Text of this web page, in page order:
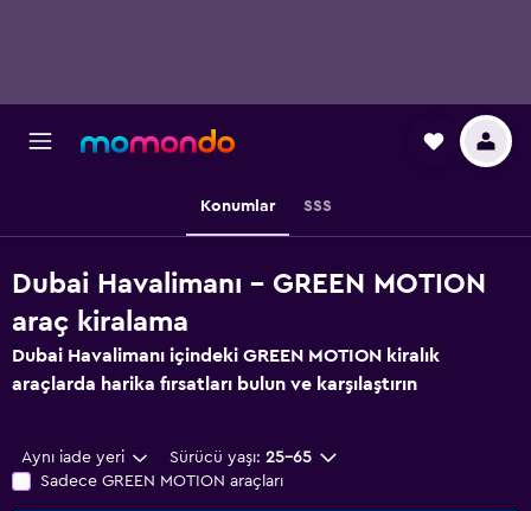
Konumlar SSS
Dubai Havalimanı - GREEN MOTION
araç kiralama
Dubai Havalimanı içindeki GREEN MOTION kiralık
araçlarda harika fırsatları bulun ve karşılaştırın
Aynı iade yeri Sürücü yaşı: 25-65
Sadece GREEN MOTION araçları